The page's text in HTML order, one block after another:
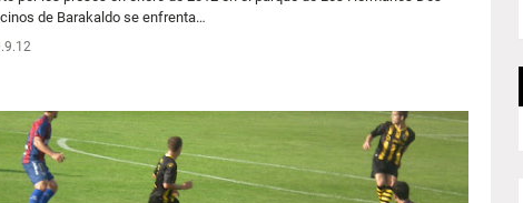
de Barakaldo se enfrenta…